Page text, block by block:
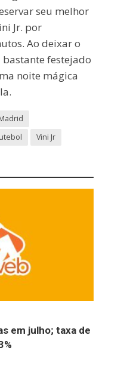
seu melhor
Jr. por
Ao deixar o
festejado
noite mágica
Vini Jr
em julho; taxa de